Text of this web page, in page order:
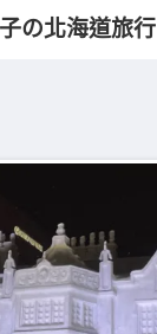
の北海道旅行
の北海道旅行